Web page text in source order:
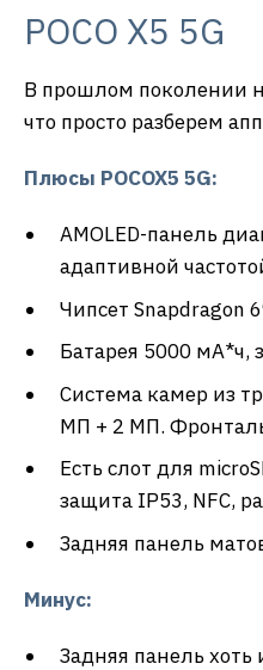
POCO X5 5G
В прошлом поколении
что просто разберем
Плюсы POCOX5 5G:
AMOLED-панель
адаптивной
Чипсет Snapdragon
Батарея 5000 мА*ч,
Система камер из
МП + 2 МП.
Есть слот для
защита IP53, NFC,
Задняя панель
Минус:
Задняя панель